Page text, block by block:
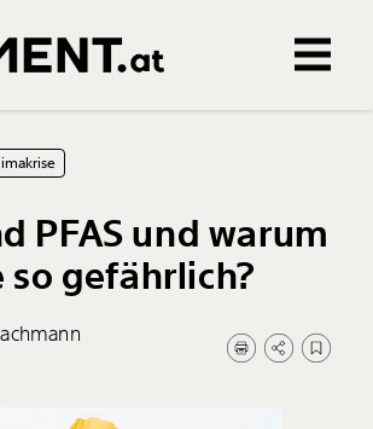
PFAS und warum
so gefährlich?